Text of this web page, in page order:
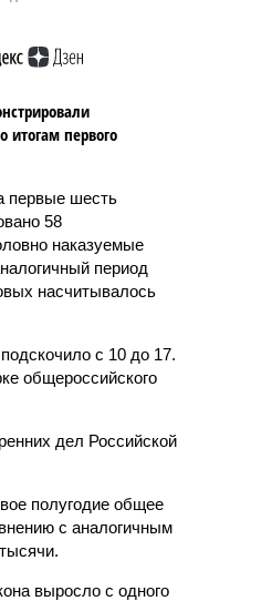
итогам первого
первые шесть
58
наказуемые
период
насчитывалось
с 10 до 17.
общероссийского
дел Российской
полугодие общее
с аналогичным
выросло с одного